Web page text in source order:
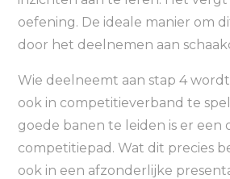
oefening. De ideale manier om
door het deelnemen aan
Wie deelneemt aan stap 4
ook in competitieverband te
goede banen te leiden is er een
competitiepad. Wat dit precies
ook in een afzonderlijke